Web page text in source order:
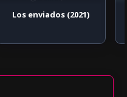
Los enviados (2021)